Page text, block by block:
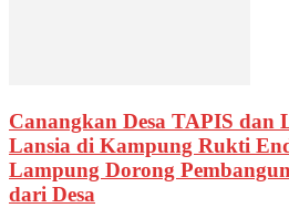
Canangkan Desa TAPIS dan
Lansia di Kampung Rukti
Lampung Dorong
dari Desa